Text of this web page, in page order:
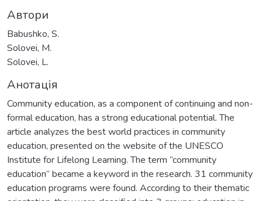
Автори
Babushko, S.
Solovei, M.
Solovei, L.
Анотація
Community education, as a component of continuing and non-
formal education, has a strong educational potential. The
article analyzes the best world practices in community
education, presented on the website of the UNESCO
Institute for Lifelong Learning. The term “community
education” became a keyword in the research. 31 community
education programs were found. According to their thematic